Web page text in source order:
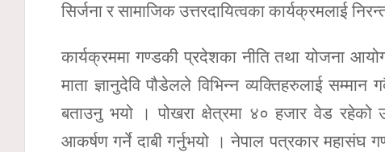
सिर्जना र सामाजिक उत्तरदायित्वका कार्यक्रमलाई
कार्यक्रममा गण्डकी प्रदेशका नीति तथा योजना
माता ज्ञानुदेवि पौडेलले विभिन्न व्यक्तिहरुलाई सम्मान
बताउनु भयो । पोखरा क्षेत्रमा ४० हजार वेड
आकर्षण गर्ने दाबी गर्नुभयो । नेपाल पत्रकार महासंघ